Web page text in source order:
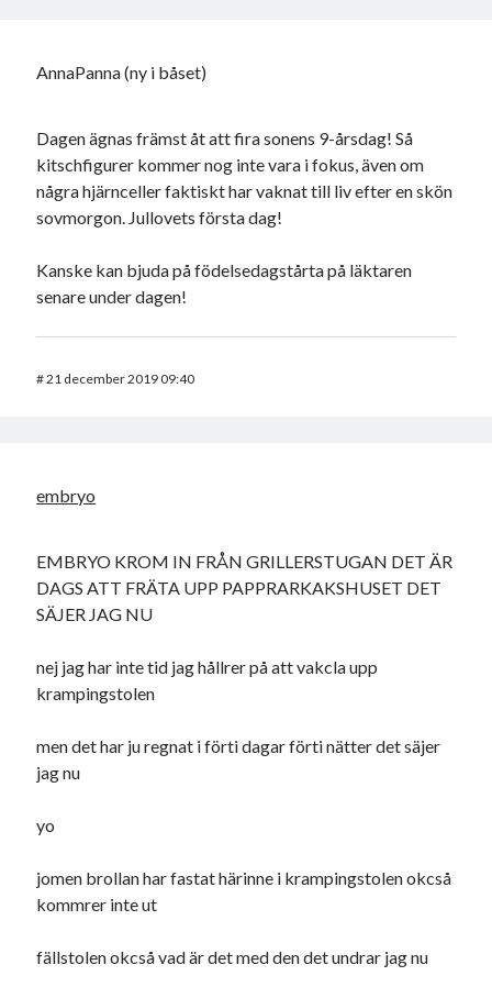
AnnaPanna (ny i båset)
Dagen ägnas främst åt att fira sonens 9-årsdag! Så
kitschfigurer kommer nog inte vara i fokus, även om
några hjärnceller faktiskt har vaknat till liv efter en skön
sovmorgon. Jullovets första dag!
Kanske kan bjuda på födelsedagstårta på läktaren
senare under dagen!
#21 december 2019 09:40
embryo
EMBRYO KROM IN FRÅN GRILLERSTUGAN DET ÄR
DAGS ATT FRÄTA UPP PAPPRARKAKSHUSET DET
SÄJER JAG NU
nej jag har inte tid jag hållrer på att vakcla upp
krampingstolen
men det har ju regnat i förti dagar förti nätter det säjer
jag nu
yo
jomen brollan har fastat härinne i krampingstolen okcså
kommrer inte ut
fällstolen okcså vad är det med den det undrar jag nu